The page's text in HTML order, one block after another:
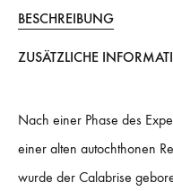
BESCHREIBUNG
ZUSÄTZLICHE
Nach einer Phase des
einer alten autochthonen
wurde der Calabrise